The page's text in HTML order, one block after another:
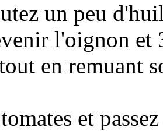
un peu
l'oignon et
en remuant
et